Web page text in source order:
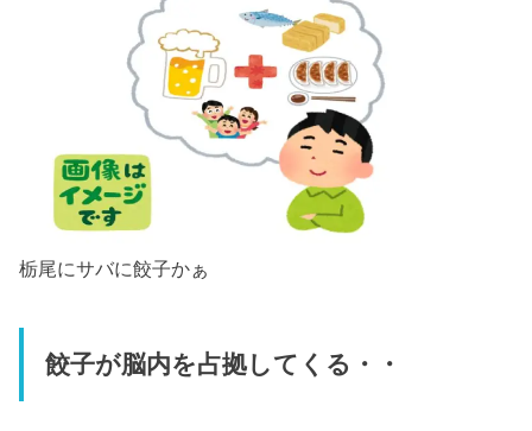
栃尾にサバに餃子かぁ
餃子が脳内を占拠してくる・・